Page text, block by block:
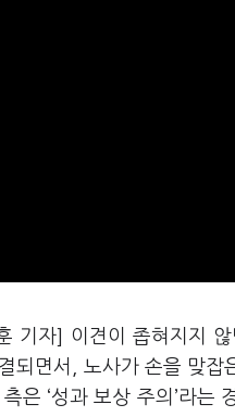
기자] 이견이 좁혀지지
되면서
노사가 손을 맞잡
은 ‘성과 보상 주의 ’라는